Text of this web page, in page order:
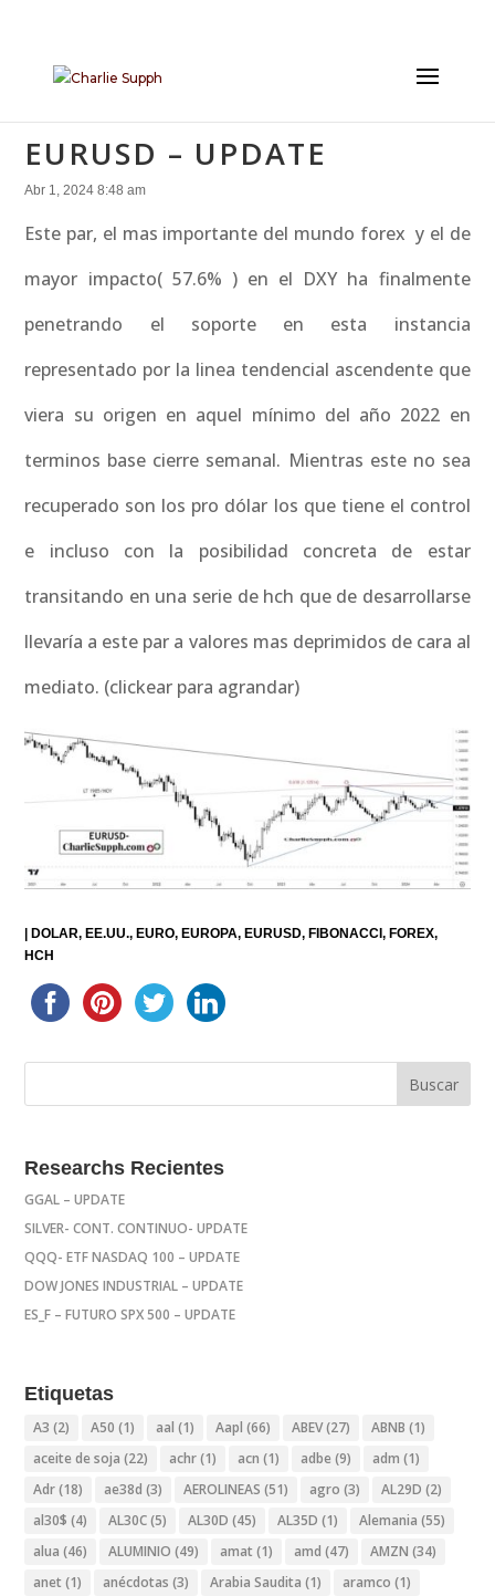
EURUSD – UPDATE
Abr 1, 2024 8:48 am
Este par, el mas importante del mundo forex y el de
mayor impacto( 57.6% ) en el DXY ha finalmente
penetrando el soporte en esta instancia
representado por la linea tendencial ascendente que
viera su origen en aquel mínimo del año 2022 en
terminos base cierre semanal. Mientras este no sea
recuperado son los pro dólar los que tiene el control
e incluso con la posibilidad concreta de estar
transitando en una serie de hch que de desarrollarse
llevaría a este par a valores mas deprimidos de cara al
mediato. (clickear para agrandar)
DOLAR EE.UU. EURO EUROPA EURUSD FIBONACCI FOREX
HCH
Researchs Recientes
GGAL – UPDATE
SILVER- CONT. CONTINUO- UPDATE
QQQ- ETF NASDAQ 100 – UPDATE
DOW JONES INDUSTRIAL – UPDATE
ES_F – FUTURO SPX 500 – UPDATE
Etiquetas
A3 (2) A50 (1) aal (1) Aapl (66) ABEV(27) ABNB (1)
aceite de soja (22) achr(1) acn (1) adbe (9) adm (1)
Adr(18) ae38d (3) AEROLINEAS (51) agro (3) AL29D (2)
al30$ (4) AL30C(5) AL30D (45) AL35D (1) Alemania (55)
alua (46) ALUMINIO (49) amat (1) amd (47) AMZN (34)
anet (1) anécdotas (3) Arabia Saudita (1) aramco (1)